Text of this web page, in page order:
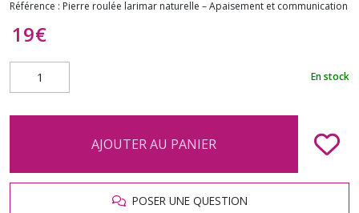
Référence : Pierre roulée larimar naturelle – Apaisement et communication
19€
En stock
AJOUTER AU PANIER
POSER UNE QUESTION